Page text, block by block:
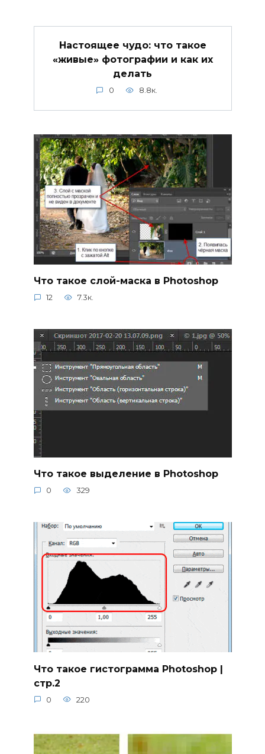
Настоящее чудо: что такое
«живые» фотографии и как их
делать
0 8.8к.
Что такое слой-маска в Photoshop
12 7.3к.
Что такое выделение в Photoshop
0 329
Что такое гистограмма Photoshop |
стр.2
0 220